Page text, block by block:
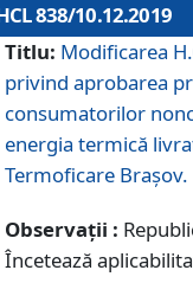
838/10.12.2019
Titlu: Modificarea
privind aprobarea
consumatorilor
energia termică
Termoficare Braşov.
Observații :
Încetează